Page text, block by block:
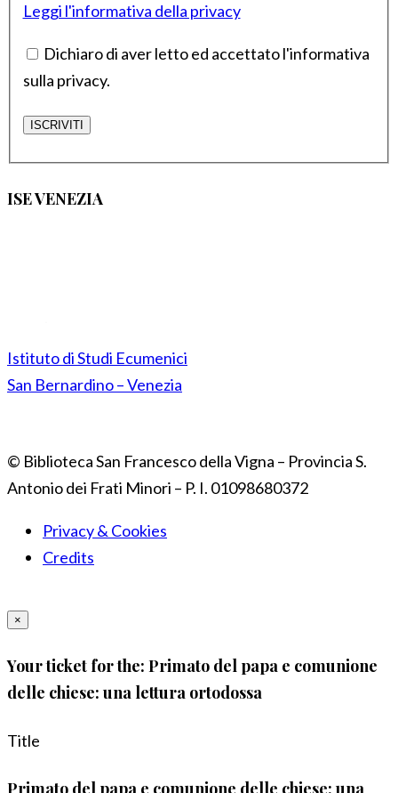
Leggi l'informativa della privacy
Dichiaro di aver letto ed accettato l'informativa
sulla privacy.
ISE VENEZIA
Istituto di Studi Ecumenici
San Bernardino – Venezia
© Biblioteca San Francesco della Vigna – Provincia S.
Antonio dei Frati Minori – P. I. 01098680372
Privacy & Cookies
Credits
×
Your ticket for the: Primato del papa e comunione
delle chiese: una lettura ortodossa
Title
Primato del papa e comunione delle chiese: una